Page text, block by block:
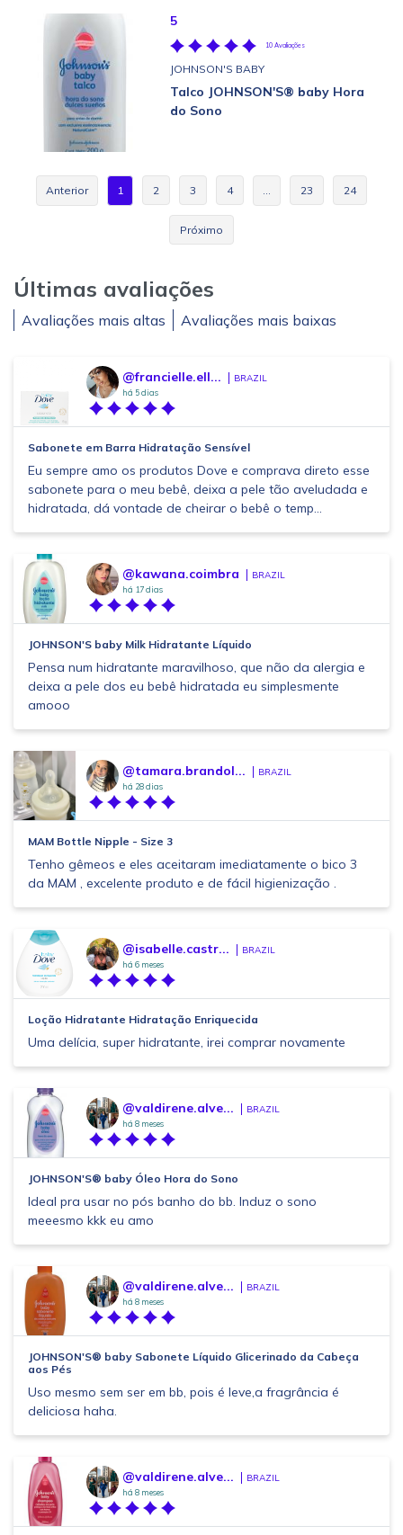
5
10 Avaliações
JOHNSON'S BABY
Talco JOHNSON'S® baby Hora
do Sono
Anterior 1 2 3 4 … 23 24
Próximo
Últimas avaliações
Avaliações mais altas Avaliações mais baixas
@francielle.ell... BRAZIL
há 5 dias
Sabonete em Barra Hidratação Sensível
Eu sempre amo os produtos Dove e comprava direto esse
sabonete para o meu bebê, deixa a pele tão aveludada e
hidratada, dá vontade de cheirar o bebê o temp...
@kawana.coimbra BRAZIL
há 17 dias
JOHNSON'S baby Milk Hidratante Líquido
Pensa num hidratante maravilhoso, que não da alergia e
deixa a pele dos eu bebê hidratada eu simplesmente
amooo
@tamara.brandol... BRAZIL
há 28 dias
MAM Bottle Nipple - Size 3
Tenho gêmeos e eles aceitaram imediatamente o bico 3
da MAM , excelente produto e de fácil higienização .
@isabelle.castr... BRAZIL
há 6 meses
Loção Hidratante Hidratação Enriquecida
Uma delícia, super hidratante, irei comprar novamente
@valdirene.alve... BRAZIL
há 8 meses
JOHNSON'S® baby Óleo Hora do Sono
Ideal pra usar no pós banho do bb. Induz o sono
meeesmo kkk eu amo
@valdirene.alve... BRAZIL
há 8 meses
JOHNSON'S® baby Sabonete Líquido Glicerinado da Cabeça
aos Pés
Uso mesmo sem ser em bb, pois é leve,a fragrância é
deliciosa haha.
@valdirene.alve... BRAZIL
há 8 meses